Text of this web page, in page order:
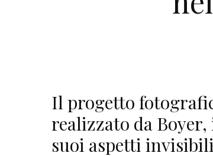
Il progetto
realizzato da
suoi aspetti